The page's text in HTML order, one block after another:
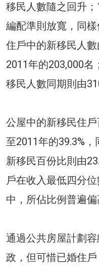
移民人數隨之回升
編配準則放寬，同
住戶中的新移民人
2011年的203,000
移民人數同期則由
公屋中的新移民住
至2011年的39.3%
新移民百份比則由
戶在收入最低四分
中，所佔比例普遍偏
通過公共房屋計劃
政，但可惜已婚住